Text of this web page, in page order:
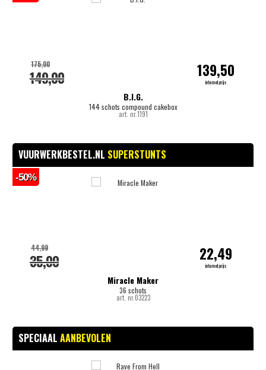
B.I.G.
144 schots compound cakebox
art. nr.1191
149,00
175,00 139,50
internetprijs
VUURWERKBESTEL.NL SUPERSTUNTS
Miracle Maker
36 schots
art. nr.03223
35,00
44,99 22,49
internetprijs
-50%
SPECIAAL AANBEVOLEN